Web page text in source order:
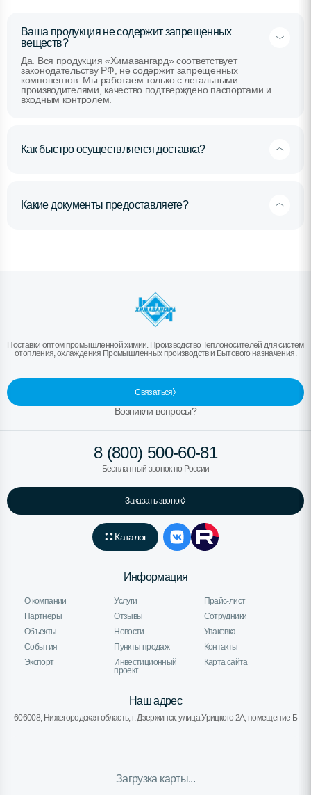
Ваша продукция не содержит запрещенных
веществ?
Да. Вся продукция «Химавангард» соответствует
законодательству РФ, не содержит запрещенных
компонентов. Мы работаем только с легальными
производителями, качество подтверждено паспортами и
входным контролем.
Как быстро осуществляется доставка?
Какие документы предоставляете?
Поставки оптом промышленной химии. Производство Теплоносителей для систем
отопления, охлаждения Промышленных производств и Бытового назначения.
Связаться
Возникли вопросы?
8 (800) 500-60-81
Бесплатный звонок по России
Заказать звонок
Каталог
Информация
О компании Услуги
Прайс-лист
Партнеры
Отзывы
Сотрудники
Объекты
Новости
Упаковка
События
Пункты продаж
Контакты
Экспорт
Инвестиционный
проект
Карта сайта
Наш адрес
606008, Нижегородская область, г. Дзержинск, улица Урицкого 2А, помещение Б
Загрузка карты...